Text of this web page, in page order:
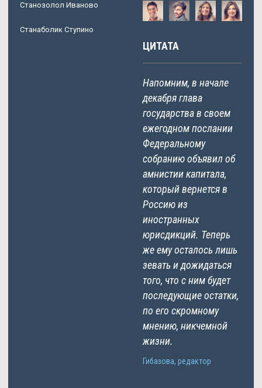
Станозолол Иваново
Станаболик Ступино
ЦИТАТА
Напомним, в начале
декабря глава
государства в своем
ежегодном послании
Федеральному
собранию объявил об
амнистии капитала,
который вернется в
Россию из
иностранных
юрисдикций. Теперь
же ему осталось лишь
зевать и дожидаться
того, что с ним будет
последующие остатки,
по его скромному
мнению, никчемной
жизни.
Гибазова, редактор